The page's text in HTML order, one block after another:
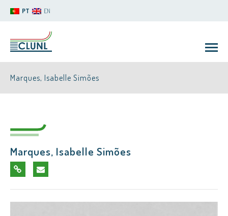
PT EN
CLUNL
Marques, Isabelle Simões
Marques, Isabelle Simões